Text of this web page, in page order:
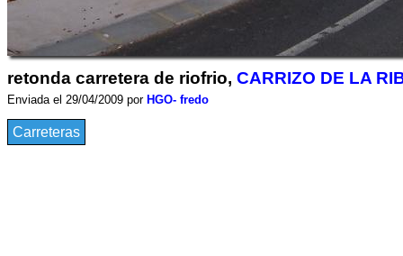
retonda carretera de riofrio, CARRIZO DE LA
Enviada el 29/04/2009 por HGO- fredo
Carreteras